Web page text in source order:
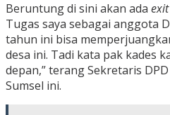
Beruntung di sini akan ada
Tugas saya sebagai anggota
tahun ini bisa
desa ini. Tadi kata pak kades
depan,” terang Sekretaris
Sumsel ini.